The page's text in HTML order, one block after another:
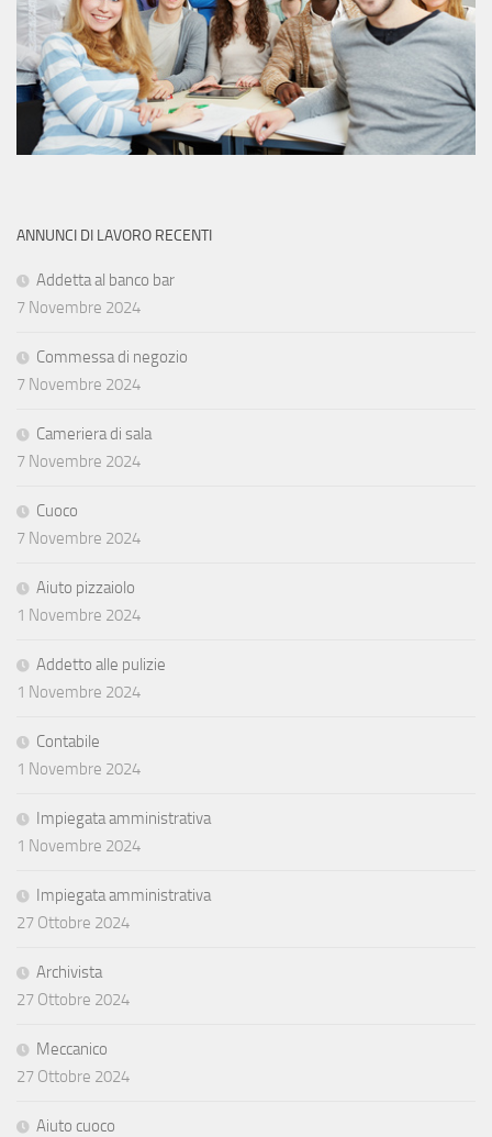
ANNUNCI DI LAVORO RECENTI
Addetta al banco bar
7 Novembre 2024
Commessa di negozio
7 Novembre 2024
Cameriera di sala
7 Novembre 2024
Cuoco
7 Novembre 2024
Aiuto pizzaiolo
1 Novembre 2024
Addetto alle pulizie
1 Novembre 2024
Contabile
1 Novembre 2024
Impiegata amministrativa
1 Novembre 2024
Impiegata amministrativa
27 Ottobre 2024
Archivista
27 Ottobre 2024
Meccanico
27 Ottobre 2024
Aiuto cuoco